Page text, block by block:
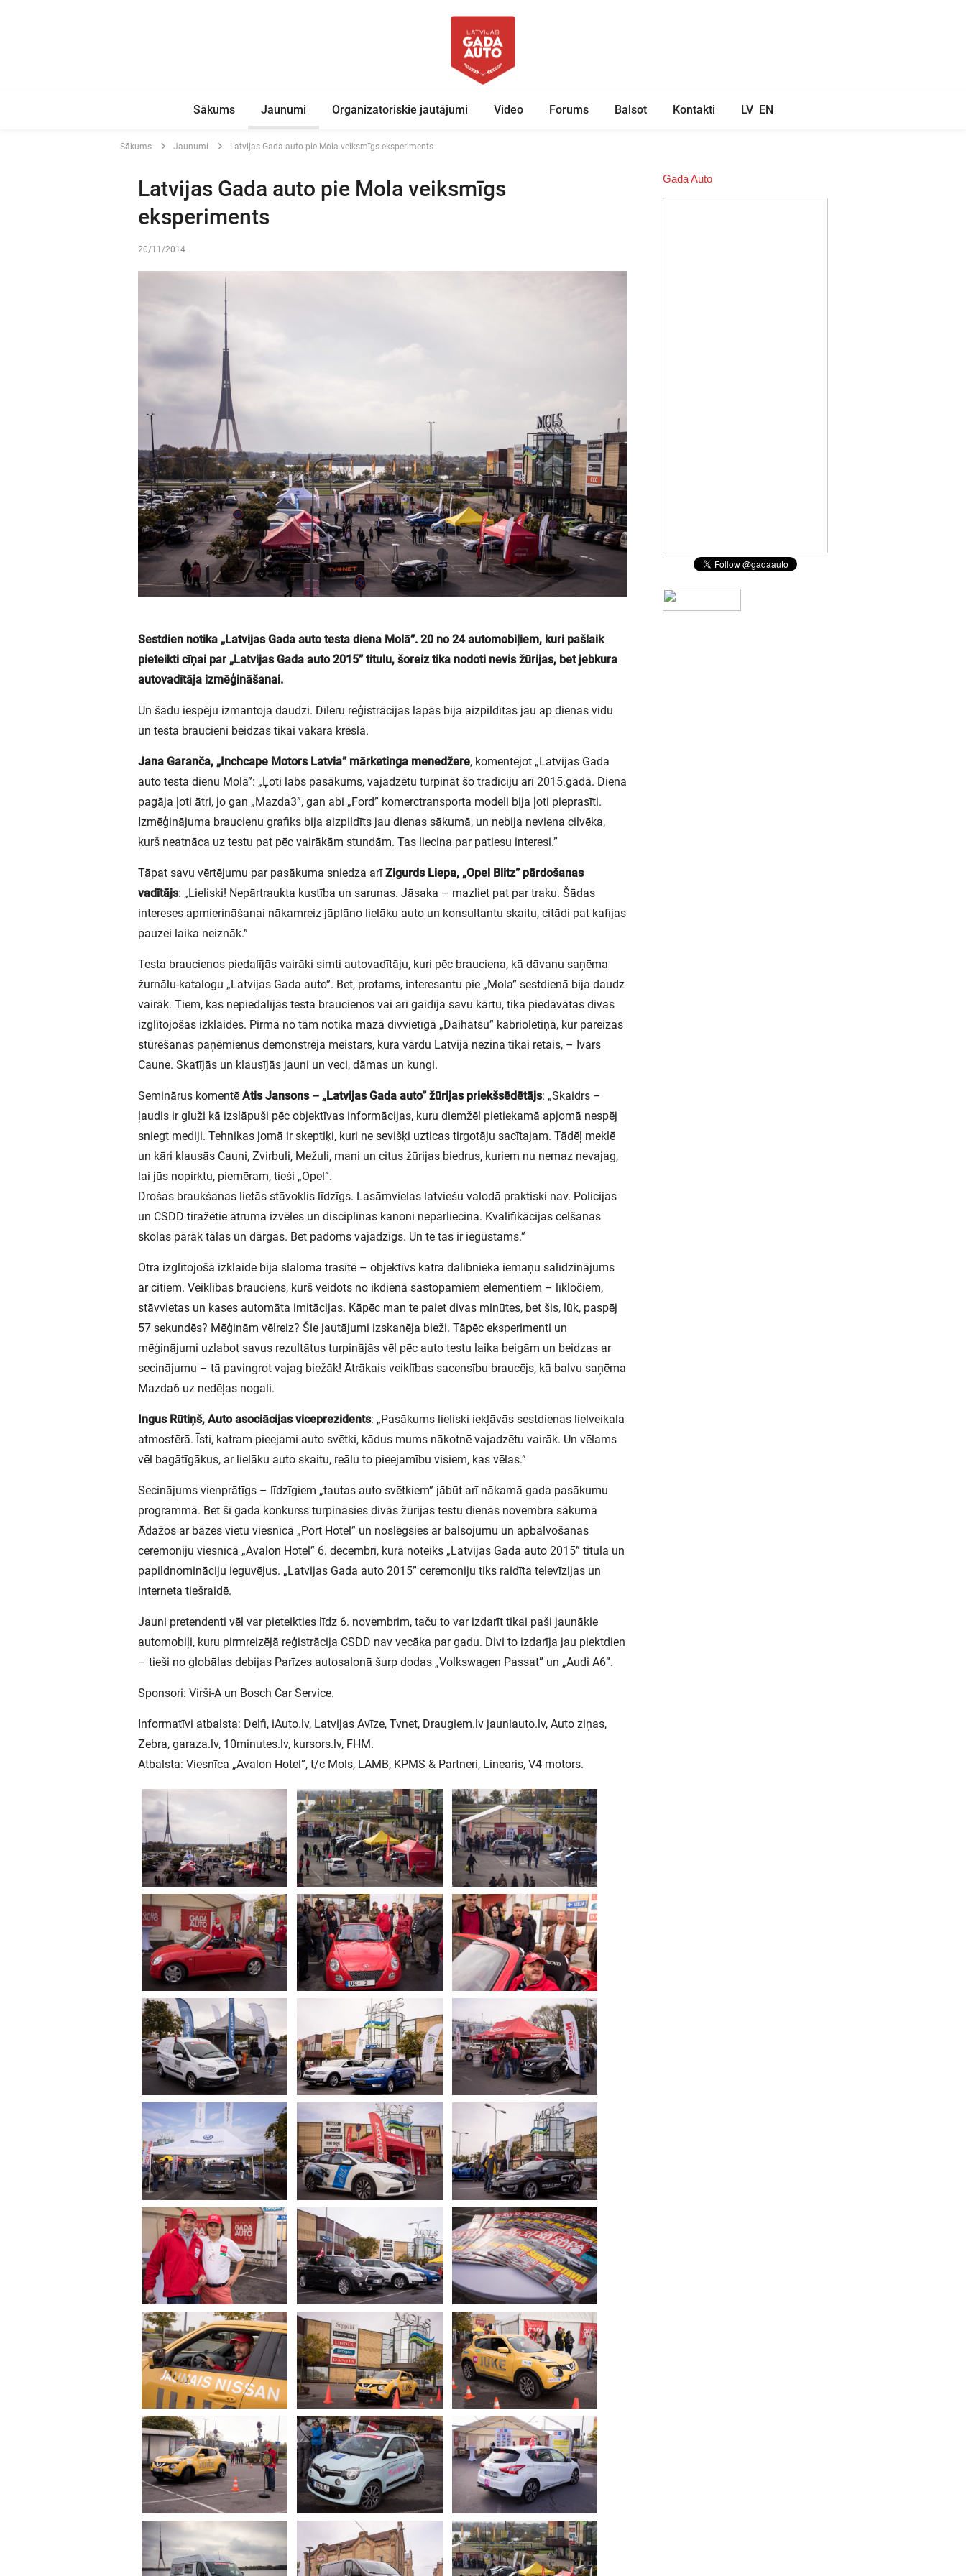
Sākums Jaunumi Organizatoriskie jautājumi Video Forums Balsot Kontakti LV EN
Sākums Jaunumi Latvijas Gada auto pie Mola veiksmīgs eksperiments
Latvijas Gada auto pie Mola veiksmīgs
eksperiments
20/11/2014
Sestdien notika „Latvijas Gada auto testa diena Molā”. 20 no 24 automobiļiem, kuri pašlaik
pieteikti cīņai par „Latvijas Gada auto 2015” titulu, šoreiz tika nodoti nevis žūrijas, bet jebkura
autovadītāja izmēģināšanai.
Un šādu iespēju izmantoja daudzi. Dīleru reģistrācijas lapās bija aizpildītas jau ap dienas vidu
un testa braucieni beidzās tikai vakara krēslā.
Jana Garanča, „Inchcape Motors Latvia” mārketinga menedžere, komentējot „Latvijas Gada
auto testa dienu Molā”: „Ļoti labs pasākums, vajadzētu turpināt šo tradīciju arī 2015.gadā. Diena
pagāja ļoti ātri, jo gan „Mazda3”, gan abi „Ford” komerctransporta modeli bija ļoti pieprasīti.
Izmēģinājuma braucienu grafiks bija aizpildīts jau dienas sākumā, un nebija neviena cilvēka,
kurš neatnāca uz testu pat pēc vairākām stundām. Tas liecina par patiesu interesi.”
Tāpat savu vērtējumu par pasākuma sniedza arīZigurds Liepa, „Opel Blitz” pārdošanas
vadītājs: „Lieliski! Nepārtraukta kustība un sarunas. Jāsaka – mazliet pat par traku. Šādas
intereses apmierināšanai nākamreiz jāplāno lielāku auto un konsultantu skaitu, citādi pat kafijas
pauzei laika neiznāk.”
Testa braucienos piedalījās vairāki simti autovadītāju, kuri pēc brauciena, kā dāvanu saņēma
žurnālu-katalogu „Latvijas Gada auto”. Bet, protams, interesantu pie „Mola” sestdienā bija daudz
vairāk. Tiem, kas nepiedalījās testa braucienos vai arī gaidīja savu kārtu, tika piedāvātas divas
izglītojošas izklaides. Pirmā no tām notika mazā divvietīgā „Daihatsu” kabrioletiņā, kur pareizas
stūrēšanas paņēmienus demonstrēja meistars, kura vārdu Latvijā nezina tikai retais, – Ivars
Caune. Skatījās un klausījās jauni un veci, dāmas un kungi.
Seminārus komentē Atis Jansons – „Latvijas Gada auto” žūrijas priekšsēdētājs: „Skaidrs –
ļaudis ir gluži kā izslāpuši pēc objektīvas informācijas, kuru diemžēl pietiekamā apjomā nespēj
sniegt mediji. Tehnikas jomā ir skeptiķi, kuri ne sevišķi uzticas tirgotāju sacītajam. Tādēļ meklē
un kāri klausās Cauni, Zvirbuli, Mežuli, mani un citus žūrijas biedrus, kuriem nu nemaz nevajag,
lai jūs nopirktu, piemēram, tieši „Opel”.
Drošas braukšanas lietās stāvoklis līdzīgs. Lasāmvielas latviešu valodā praktiski nav. Policijas
un CSDD tiražētie ātruma izvēles un disciplīnas kanoni nepārliecina. Kvalifikācijas celšanas
skolas pārāk tālas un dārgas. Bet padoms vajadzīgs. Un te tas ir iegūstams.”
Otra izglītojošā izklaide bija slaloma trasītē – objektīvs katra dalībnieka iemaņu salīdzinājums
ar citiem. Veiklības brauciens, kurš veidots no ikdienā sastopamiem elementiem – līkločiem,
stāvvietas un kases automāta imitācijas. Kāpēc man te paiet divas minūtes, bet šis, lūk, paspēj
57 sekundēs? Mēģinām vēlreiz? Šie jautājumi izskanēja bieži. Tāpēc eksperimenti un
mēģinājumi uzlabot savus rezultātus turpinājās vēl pēc auto testu laika beigām un beidzas ar
secinājumu – tā pavingrot vajag biežāk! Ātrākais veiklības sacensību braucējs, kā balvu saņēma
Mazda6 uz nedēļas nogali.
Ingus Rūtiņš, Auto asociācijas viceprezidents: „Pasākums lieliski iekļāvās sestdienas lielveikala
atmosfērā. Īsti, katram pieejami auto svētki, kādus mums nākotnē vajadzētu vairāk. Un vēlams
vēl bagātīgākus, ar lielāku auto skaitu, reālu to pieejamību visiem, kas vēlas.”
Secinājums vienprātīgs – līdzīgiem „tautas auto svētkiem” jābūt arī nākamā gada pasākumu
programmā. Bet šī gada konkurss turpināsies divās žūrijas testu dienās novembra sākumā
Ādažos ar bāzes vietu viesnīcā „Port Hotel” un noslēgsies ar balsojumu un apbalvošanas
ceremoniju viesnīcā „Avalon Hotel” 6. decembrī, kurā noteiks „Latvijas Gada auto 2015” titula un
papildnomināciju ieguvējus. „Latvijas Gada auto 2015” ceremoniju tiks raidīta televīzijas un
interneta tiešraidē.
Jauni pretendenti vēl var pieteikties līdz 6. novembrim, taču to var izdarīt tikai paši jaunākie
automobiļi, kuru pirmreizējā reģistrācija CSDD nav vecāka par gadu. Divi to izdarīja jau piektdien
– tieši no globālas debijas Parīzes autosalonā šurp dodas „Volkswagen Passat” un „Audi A6”.
Sponsori: Virši-A un Bosch Car Service.
Informatīvi atbalsta: Delfi, iAuto.lv, Latvijas Avīze, Tvnet, Draugiem.lv jauniauto.lv, Auto ziņas,
Zebra, garaza.lv, 10minutes.lv, kursors.lv, FHM.
Atbalsta: Viesnīca „Avalon Hotel”, t/c Mols, LAMB, KPMS & Partneri, Linearis, V4 motors.
Gada Auto